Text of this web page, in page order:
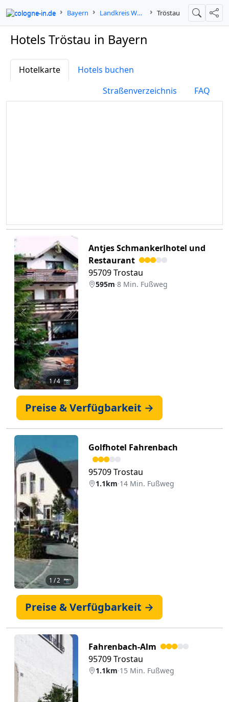
cologne-in.de Bayern Landkreis Wunsiedel im Fichtelgebirge Tröstau Suche
Hotels Tröstau in Bayern
Hotelkarte
Hotels buchen
Straßenverzeichnis
FAQ
Zurück Weiter
1 / 4 📷
Antjes Schmankerlhotel und
Restaurant
95709 Trostau
595m·8 Min. Fußweg
Preise & Verfügbarkeit →
Zurück Weiter
1 / 2 📷
Golfhotel Fahrenbach
95709 Trostau
1.1km·14 Min. Fußweg
Preise & Verfügbarkeit →
Fahrenbach-Alm
95709 Trostau
1.1km·15 Min. Fußweg